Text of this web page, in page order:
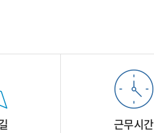
근무시간